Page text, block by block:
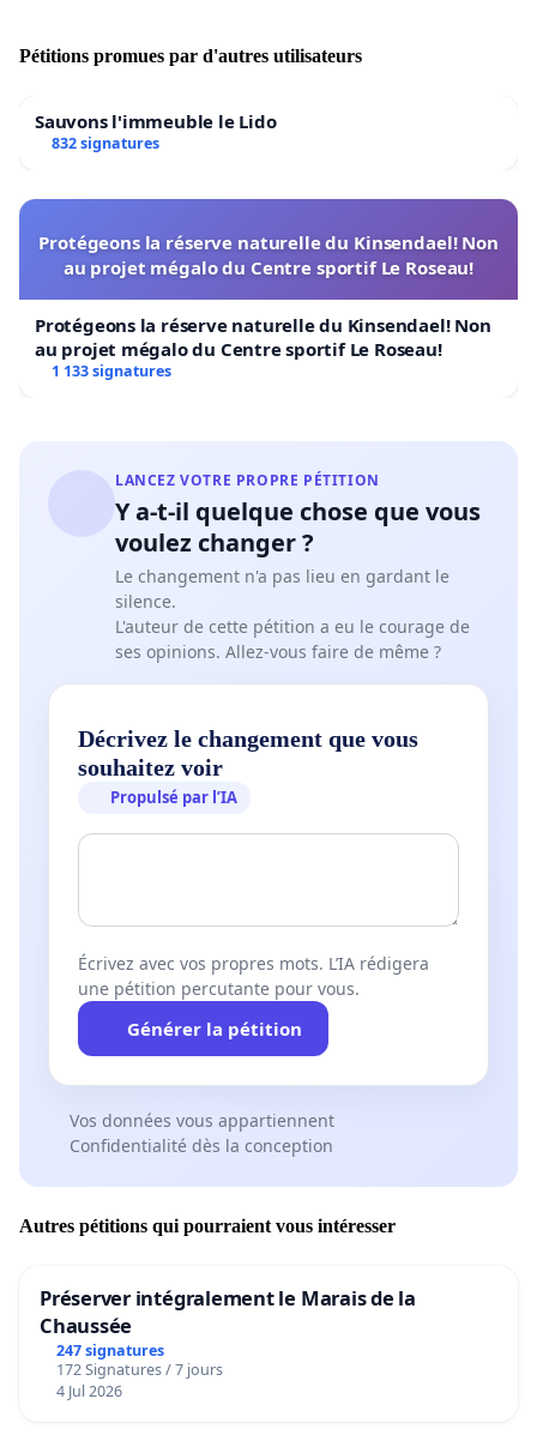
Pétitions promues par d'autres utilisateurs
Sauvons l'immeuble le Lido
832 signatures
Protégeons la réserve naturelle du Kinsendael! Non
au projet mégalo du Centre sportif Le Roseau!
Protégeons la réserve naturelle du Kinsendael! Non
au projet mégalo du Centre sportif Le Roseau!
1 133 signatures
LANCEZ VOTRE PROPRE PÉTITION
Y a-t-il quelque chose que vous
voulez changer ?
Le changement n'a pas lieu en gardant le
silence.
L'auteur de cette pétition a eu le courage de
ses opinions. Allez-vous faire de même ?
Décrivez le changement que vous
souhaitez voir
Propulsé par l’IA
Écrivez avec vos propres mots. L’IA rédigera
une pétition percutante pour vous.
Générer la pétition
Vos données vous appartiennent
Confidentialité dès la conception
Autres pétitions qui pourraient vous intéresser
Préserver intégralement le Marais de la
Chaussée
247 signatures
172 Signatures / 7 jours
4 Jul 2026